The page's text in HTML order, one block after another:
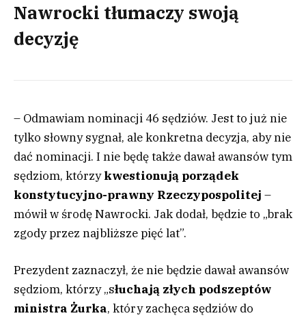
Nawrocki tłumaczy swoją
decyzję
– Odmawiam nominacji 46 sędziów. Jest to już nie
tylko słowny sygnał, ale konkretna decyzja, aby nie
dać nominacji. I nie będę także dawał awansów tym
sędziom, którzykwestionują porządek
konstytucyjno-prawny Rzeczypospolitej –
mówił w środę Nawrocki. Jak dodał, będzie to „brak
zgody przez najbliższe pięć lat”.
Prezydent zaznaczył, że nie będzie dawał awansów
sędziom, którzy „słuchają złych podszeptów
ministra Żurka, który zachęca sędziów do